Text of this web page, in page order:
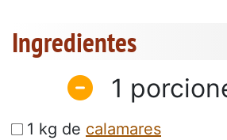
Ingredientes
1
1 kg de calamares